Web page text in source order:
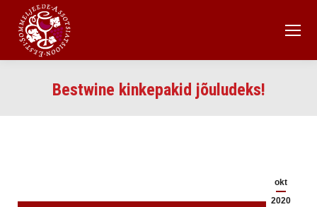
Bestwine kinkepakid jõuludeks!
okt
2020